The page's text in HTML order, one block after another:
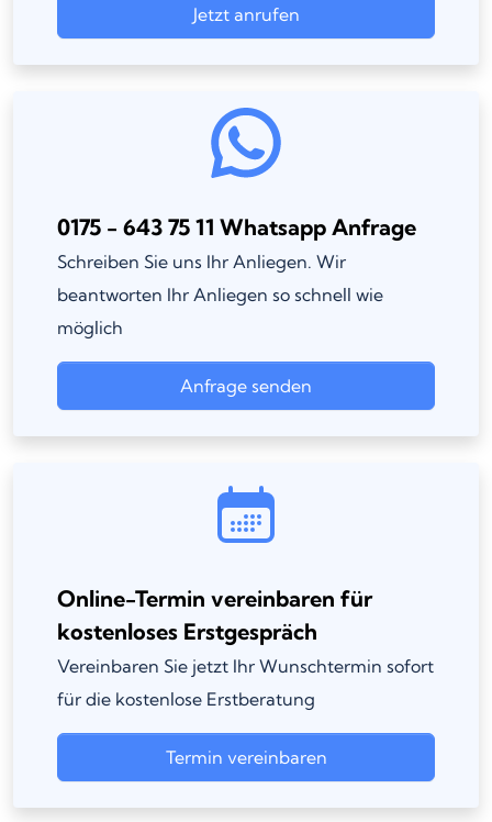
Jetzt anrufen
0175 - 643 75 11 Whatsapp Anfrage
Schreiben Sie uns Ihr Anliegen. Wir
beantworten Ihr Anliegen so schnell wie
möglich
Anfrage senden
Online-Termin vereinbaren für
kostenloses Erstgespräch
Vereinbaren Sie jetzt Ihr Wunschtermin sofort
für die kostenlose Erstberatung
Termin vereinbaren